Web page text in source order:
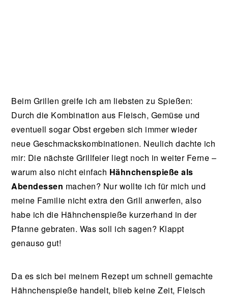
Beim Grillen greife ich am liebsten zu Spießen:
Durch die Kombination aus Fleisch, Gemüse und
eventuell sogar Obst ergeben sich immer wieder
neue Geschmackskombinationen. Neulich dachte ich
mir: Die nächste Grillfeier liegt noch in weiter Ferne –
warum also nicht einfach Hähnchenspieße als
Abendessen machen? Nur wollte ich für mich und
meine Familie nicht extra den Grill anwerfen, also
habe ich die Hähnchenspieße kurzerhand in der
Pfanne gebraten. Was soll ich sagen? Klappt
genauso gut!
Da es sich bei meinem Rezept um schnell gemachte
Hähnchenspieße handelt, blieb keine Zeit, Fleisch